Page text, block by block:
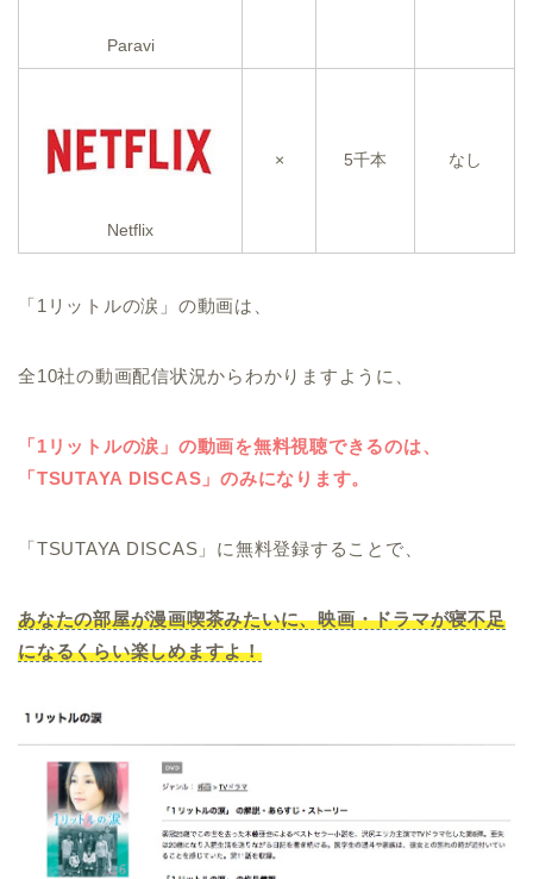
Paravi
Netflix
× 5千本 なし
「1リットルの涙」の動画は、
全10社の動画配信状況からわかりますように、
「1リットルの涙」の動画を無料視聴できるのは、
「TSUTAYA DISCAS」のみになります。
「TSUTAYA DISCAS」に無料登録することで、
あなたの部屋が漫画喫茶みたいに、映画・ドラマが寝不足
になるくらい楽しめますよ！